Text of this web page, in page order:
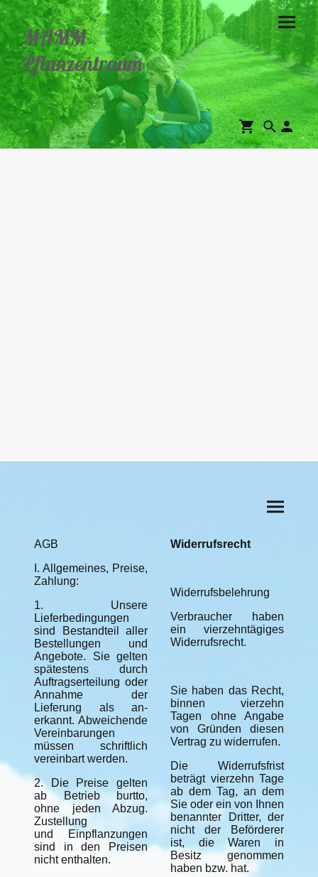
MAMM
Pflanzentraum
AGB
I. Allgemeines, Preise,
Zahlung:
1. Unsere
Lieferbedingungen
sind Bestandteil aller
Bestellungen und
Angebote. Sie gelten
spätestens durch
Auftragserteilung oder
Annahme der
Lieferung als an-
erkannt. Abweichende
Vereinbarungen
müssen schriftlich
vereinbart werden.
2. Die Preise gelten
ab Betrieb burtto,
ohne jeden Abzug.
Zustellung
und Einpflanzungen
sind in den Preisen
nicht enthalten.
Widerrufsrecht
Widerrufsbelehrung
Verbraucher haben
ein vierzehntägiges
Widerrufsrecht.
Sie haben das Recht,
binnen vierzehn
Tagen ohne Angabe
von Gründen diesen
Vertrag zu widerrufen.
Die Widerrufsfrist
beträgt vierzehn Tage
ab dem Tag, an dem
Sie oder ein von Ihnen
benannter Dritter, der
nicht der Beförderer
ist, die Waren in
Besitz genommen
haben bzw. hat.